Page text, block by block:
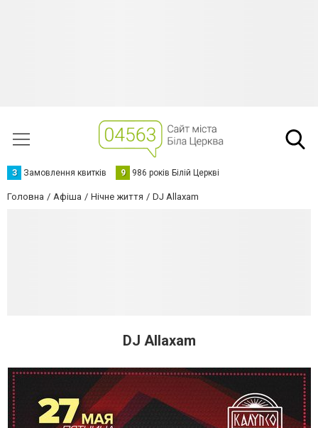
З Замовлення квитків 9 986 років Білій Церкві
Головна Афіша Нічне життя DJ Allaxam
DJ Allaxam